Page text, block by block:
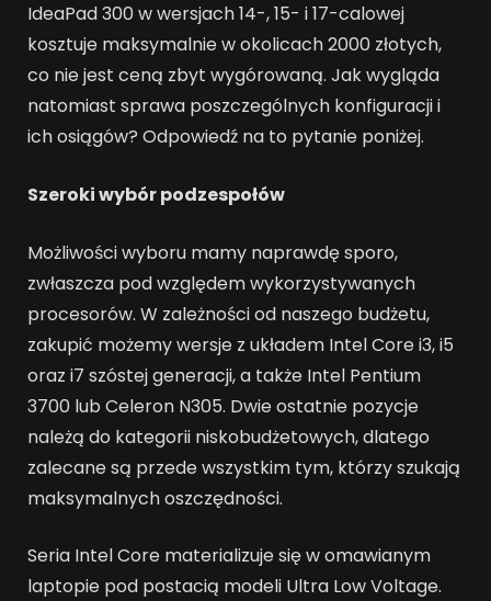
IdeaPad 300 w wersjach 14-, 15- i 17-calowej
kosztuje maksymalnie w okolicach 2000 złotych,
co nie jest ceną zbyt wygórowaną. Jak wygląda
natomiast sprawa poszczególnych konfiguracji i
ich osiągów? Odpowiedź na to pytanie poniżej.
Szeroki wybór podzespołów
Możliwości wyboru mamy naprawdę sporo,
zwłaszcza pod względem wykorzystywanych
procesorów. W zależności od naszego budżetu,
zakupić możemy wersje z układem Intel Core i3, i5
oraz i7 szóstej generacji, a także Intel Pentium
3700 lub Celeron N305. Dwie ostatnie pozycje
należą do kategorii niskobudżetowych, dlatego
zalecane są przede wszystkim tym, którzy szukają
maksymalnych oszczędności.
Seria Intel Core materializuje się w omawianym
laptopie pod postacią modeli Ultra Low Voltage.